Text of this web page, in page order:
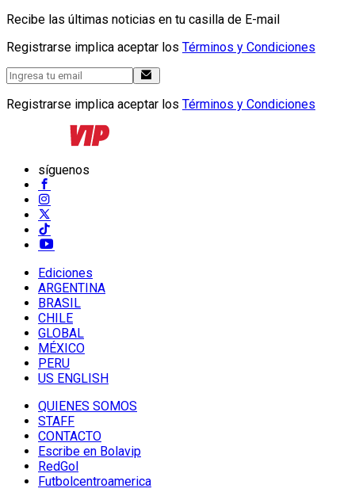
Recibe las últimas noticias en tu casilla de E-mail
Registrarse implica aceptar los Términos y Condiciones
Registrarse implica aceptar los Términos y Condiciones
síguenos
Ediciones
ARGENTINA
BRASIL
CHILE
GLOBAL
MÉXICO
PERU
US ENGLISH
QUIENES SOMOS
STAFF
CONTACTO
Escribe en Bolavip
RedGol
Futbolcentroamerica